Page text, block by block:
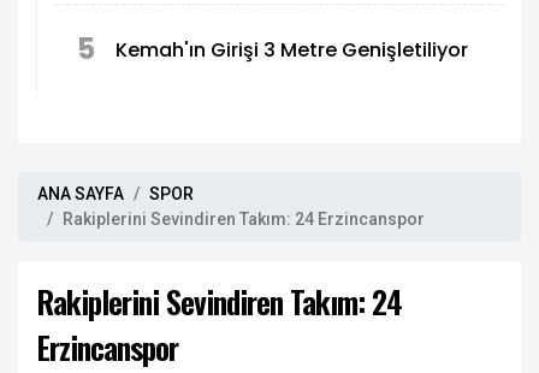
5 Kemah'ın Girişi 3 Metre Genişletiliyor
ANA SAYFA
SPOR
Rakiplerini Sevindiren Takım: 24 Erzincanspor
Rakiplerini Sevindiren Takım: 24
Erzincanspor